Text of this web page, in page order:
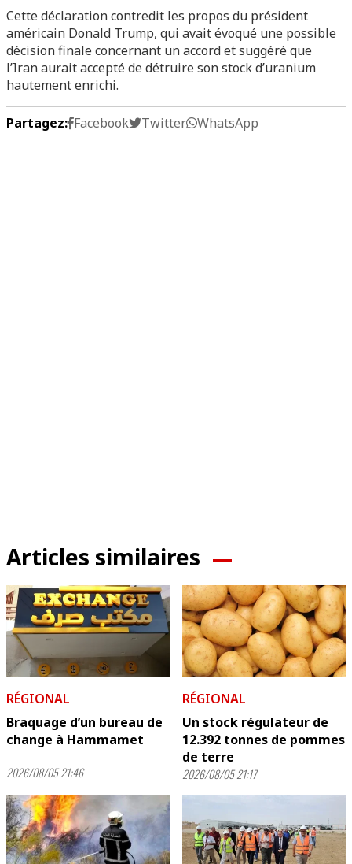
Cette déclaration contredit les propos du président
américain Donald Trump, qui avait évoqué une possible
décision finale concernant un accord et suggéré que
l’Iran aurait accepté de détruire son stock d’uranium
hautement enrichi.
Partagez: Facebook Twitter WhatsApp
Articles similaires
RÉGIONAL
Braquage d’un bureau de
change à Hammamet
2026/08/05 21:46
RÉGIONAL
Un stock régulateur de
12.392 tonnes de pommes
de terre
2026/08/05 21:17